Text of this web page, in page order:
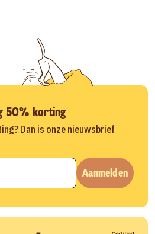
50% korting
Dan is onze nieuwsbrief
Aanmelden